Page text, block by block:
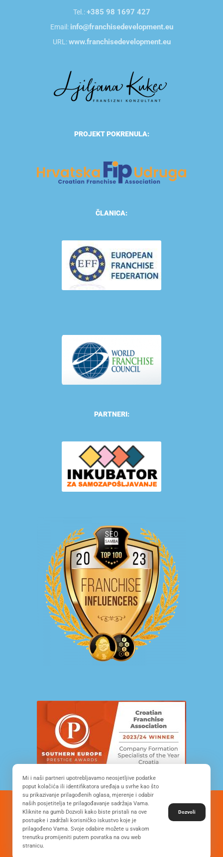
Tel.:+385 98 1697 427
Email: info@franchisedevelopment.eu
URL:www.franchisedevelopment.eu
PROJEKT POKRENULA:
ČLANICA:
PARTNERI:
© Copyright 2022. All Rights Reserved - FRANCHISE
DEVELOPMENT CROATIA
Mi i naši partneri upotrebljavamo neosjetljive podatke
poput kolačića ili identifikatora uređaja u svrhe kao što
su prikazivanje prilagođenih oglasa, mjerenje i odabir
naših posjetitelja te prilagođavanje sadržaja Vama.
Kliknite na gumb Dozvoli kako biste pristali na ove
postupke i zadržali korisničko iskustvo koje je
prilagođeno Vama. Svoje odabire možete u svakom
trenutku promijeniti putem povratka na ovu web
stranicu.
Dozvoli